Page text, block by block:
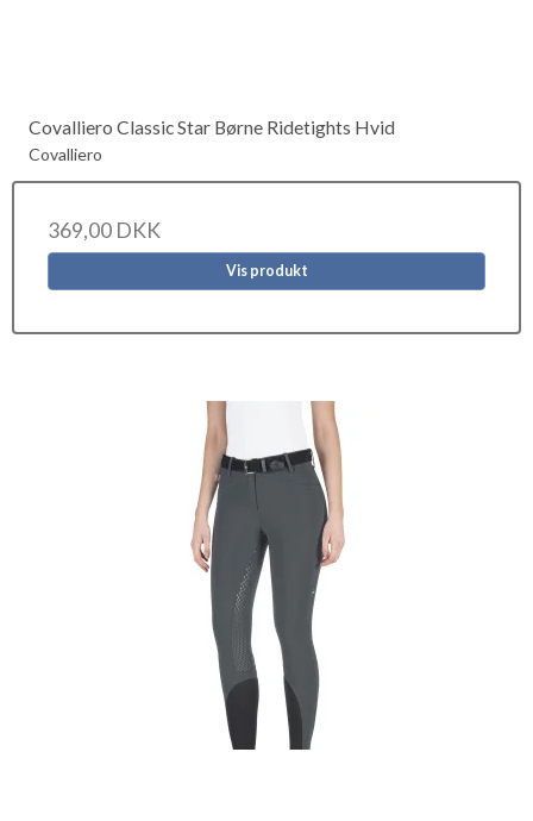
Covalliero Classic Star Børne Ridetights Hvid
Covalliero
369,00 DKK
Vis produkt